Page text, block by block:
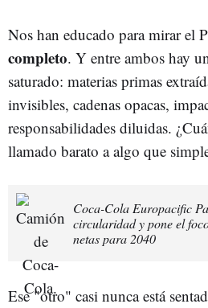
Nos han educado para mirar el
completo. Y entre ambos hay
saturado: materias primas
invisibles, cadenas opacas,
responsabilidades diluidas.
llamado barato a algo que
Coca-Cola Europacific
circularidad y pone el
netas para 2040
Ese "otro" casi nunca está